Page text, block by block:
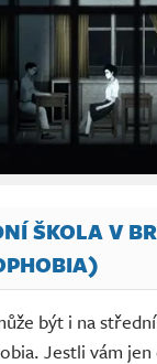
ŠKOLA V
být i na
Jestli vám